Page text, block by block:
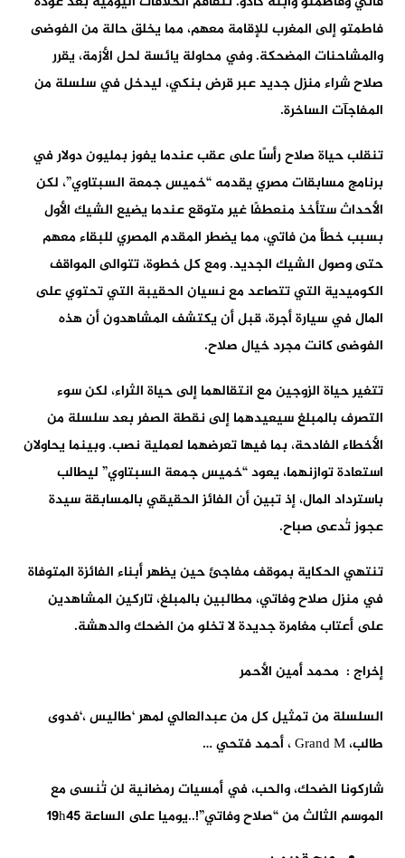
فاطمتو إلى المغرب للإقامة معهم، مما يخلق حالة من الفوضى
والمشاحنات المضحكة. وفي محاولة يائسة لحل الأزمة، يقرر
صلاح شراء منزل جديد عبر قرض بنكي، ليدخل في سلسلة من
المفاجآت الساخرة.
تنقلب حياة صلاح رأسًا على عقب عندما يفوز بمليون دولار في
برنامج مسابقات مصري يقدمه “خميس جمعة السبتاوي”، لكن
الأحداث ستأخذ منعطفًا غير متوقع عندما يضيع الشيك الأول
بسبب خطأ من فاتي، مما يضطر المقدم المصري للبقاء معهم
حتى وصول الشيك الجديد. ومع كل خطوة، تتوالى المواقف
الكوميدية التي تتصاعد مع نسيان الحقيبة التي تحتوي على
المال في سيارة أجرة، قبل أن يكتشف المشاهدون أن هذه
الفوضى كانت مجرد خيال صلاح.
تتغير حياة الزوجين مع انتقالهما إلى حياة الثراء، لكن سوء
التصرف بالمبلغ سيعيدهما إلى نقطة الصفر بعد سلسلة من
الأخطاء الفادحة، بما فيها تعرضهما لعملية نصب. وبينما يحاولان
استعادة توازنهما، يعود “خميس جمعة السبتاوي” ليطالب
باسترداد المال، إذ تبين أن الفائز الحقيقي بالمسابقة سيدة
عجوز تُدعى صباح.
تنتهي الحكاية بموقف مفاجئ حين يظهر أبناء الفائزة المتوفاة
في منزل صلاح وفاتي، مطالبين بالمبلغ، تاركين المشاهدين
على أعتاب مغامرة جديدة لا تخلو من الضحك والدهشة.
إخراج : محمد أمين الأحمر
السلسلة من تمثيل كل من عبدالعالي لمهر ‘طاليس ،‘فدوى
طالب، Grand M ، أحمد فتحي …
شاركونا الضحك، والحب، في أمسيات رمضانية لن تُنسى مع
الموسم الثالث من “صلاح وفاتي”!..يوميا على الساعة 19h45